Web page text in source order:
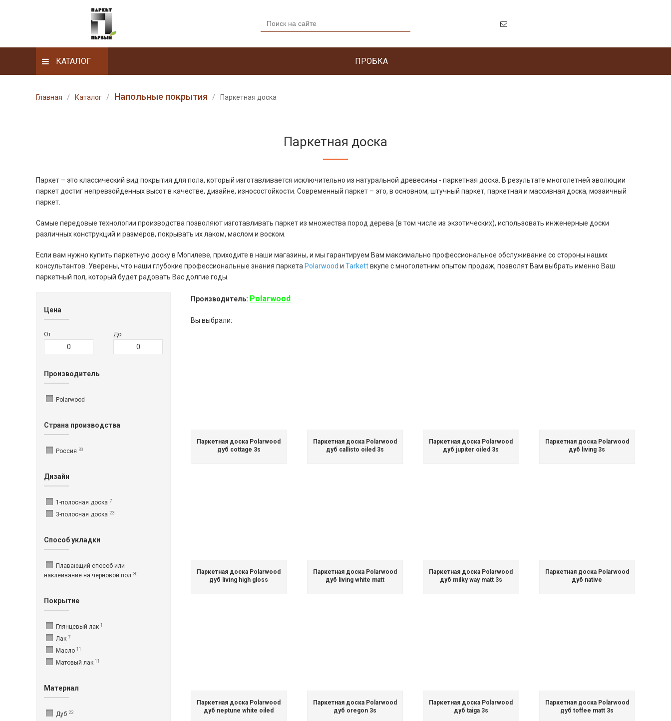
КАТАЛОГ ПРОБКА
Главная Каталог Напольные покрытия Паркетная доска
Паркетная доска
Паркет – это классический вид покрытия для пола, который изготавливается исключительно из натуральной древесины - паркетная доска. В результате многолетней эволюции
паркет достиг непревзойденных высот в качестве, дизайне, износостойкости. Современный паркет – это, в основном, штучный паркет, паркетная и массивная доска, мозаичный
паркет.
Самые передовые технологии производства позволяют изготавливать паркет из множества пород дерева (в том числе из экзотических), использовать инженерные доски
различных конструкций и размеров, покрывать их лаком, маслом и воском.
Если вам нужно купить паркетную доску в Могилеве, приходите в наши магазины, и мы гарантируем Вам максимально профессиональное обслуживание со стороны наших
консультантов. Уверены, что наши глубокие профессиональные знания паркета Polarwood и Tarkettвкупе с многолетним опытом продаж, позволят Вам выбрать именно Ваш
паркетный пол, который будет радовать Вас долгие годы.
Цена
От До
Производитель
Polarwood
Страна производства
Россия 30
Дизайн
1-полосная доска 7
3-полосная доска 23
Способ укладки
Плавающий способ или
наклеивание на черновой пол 30
Покрытие
Глянцевый лак 1
Лак 7
Масло 11
Матовый лак 11
Материал
Дуб 22
Производитель Polarwood
Вы выбрали:
Паркетная доска Polarwood
дуб cottage 3s
Паркетная доска Polarwood
дуб callisto oiled 3s
Паркетная доска Polarwood
дуб jupiter oiled 3s
Паркетная доска Polarwood
дуб living 3s
Паркетная доска Polarwood
дуб living high gloss
Паркетная доска Polarwood
дуб living white matt
Паркетная доска Polarwood
дуб milky way matt 3s
Паркетная доска Polarwood
дуб native
Паркетная доска Polarwood
дуб neptune white oiled
Паркетная доска Polarwood
дуб oregon 3s
Паркетная доска Polarwood
дуб taiga 3s
Паркетная доска Polarwood
дуб toffee matt 3s